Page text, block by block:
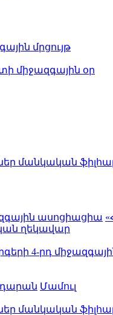
մրցույթ
միջազգային օր
մանկական
ասոցիացիա
ղեկավար
4-րդ
Մամուլ
մանկական